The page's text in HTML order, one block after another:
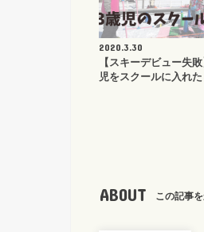
2020.3.30
【スキーデビュー失
児をスクールに入れ
ABOUT この記事